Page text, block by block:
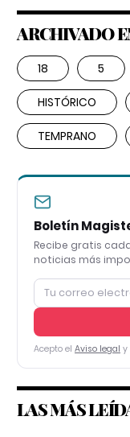
ARCHIVADO
18 5
HISTÓRICO
TEMPRANO
Boletín
Recibe gratis
noticias más
Acepto el Aviso legal y
LAS MÁS